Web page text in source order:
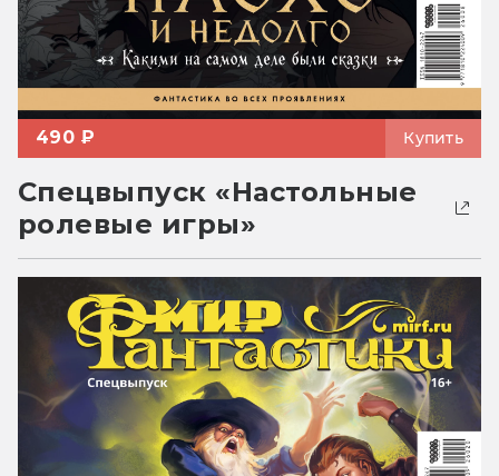
490 ₽ Купить
Спецвыпуск «Настольные
ролевые игры»